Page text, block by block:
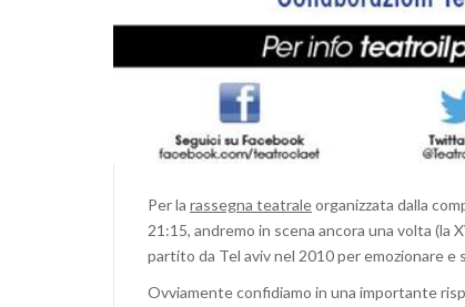
Per la rassegna teatraleorganizzata dalla
21:15, andremo in scena ancora una volta (la
partito da Tel aviv nel 2010 per emozionare e
Ovviamente confidiamo in una importante